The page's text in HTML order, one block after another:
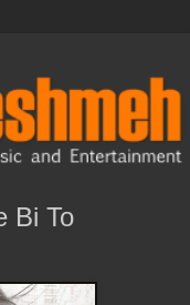
Bi To